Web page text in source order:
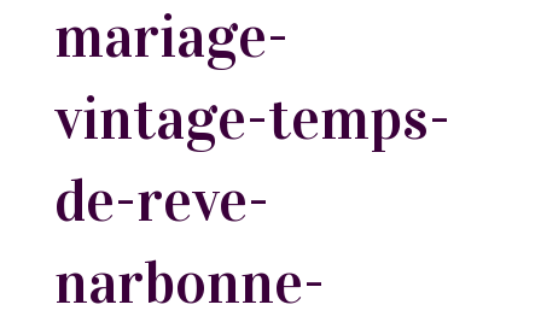
mariage-
vintage-temps-
de-reve-
narbonne-